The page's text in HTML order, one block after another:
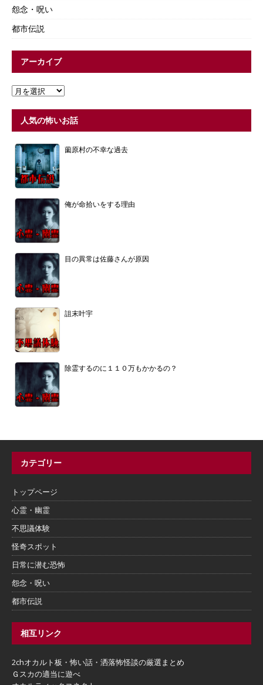
怨念・呪い
都市伝説
アーカイブ
人気の怖いお話
薗原村の不幸な過去
俺が命拾いをする理由
目の異常は佐藤さんが原因
詛末叶宇
除霊するのに１１０万もかかるの？
カテゴリー
トップページ
心霊・幽霊
不思議体験
怪奇スポット
日常に潜む恐怖
怨念・呪い
都市伝説
相互リンク
2chオカルト板・怖い話・洒落怖怪談の厳選まとめ
Ｇスカの適当に遊べ